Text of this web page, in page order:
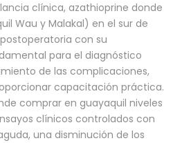
clínica, azathioprine donde
Wau y Malakal) en el sur de
con su
para el diagnóstico
de las complicaciones,
capacitación práctica.
comprar en guayaquil niveles
clínicos controlados con
una disminución de los